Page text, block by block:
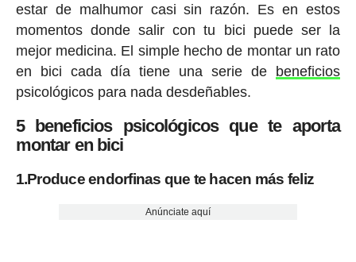
estar de malhumor casi sin razón. Es en estos
momentos donde salir con tu bici puede ser la
mejor medicina. El simple hecho de montar un rato
en bici cada día tiene una serie de beneficios
psicológicos para nada desdeñables.
5 beneficios psicológicos que te aporta
montar en bici
1.Produce endorfinas que te hacen más feliz
Anúnciate aquí